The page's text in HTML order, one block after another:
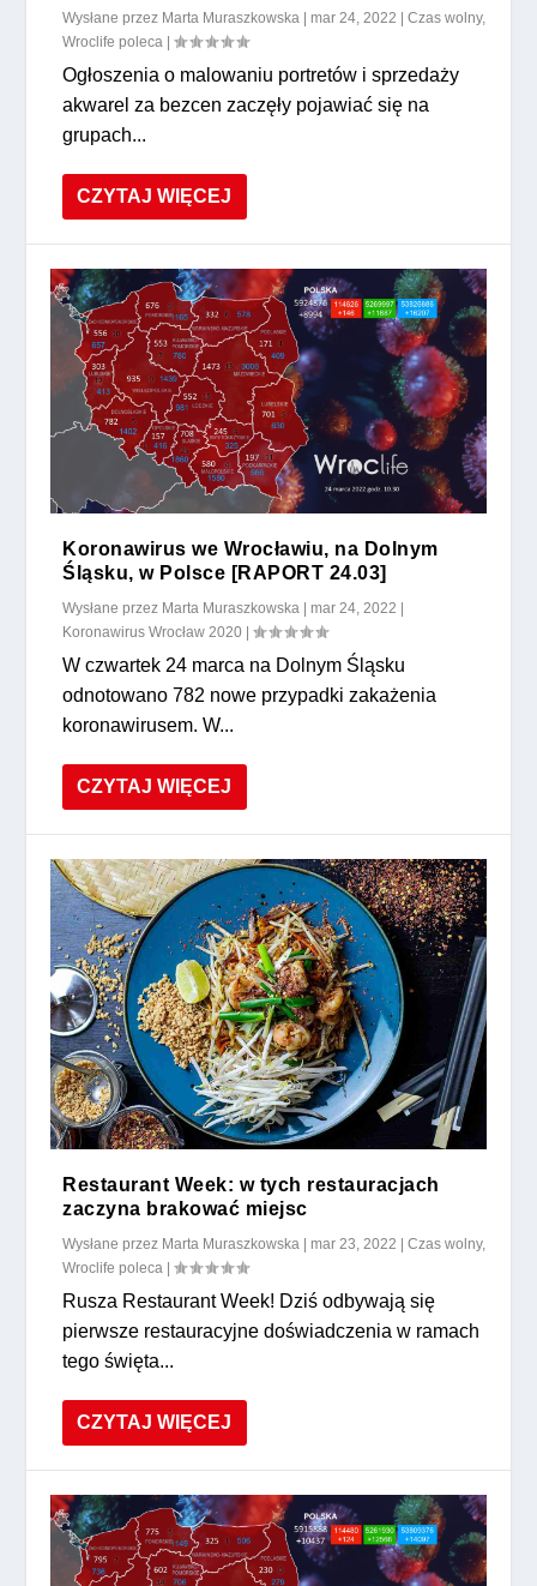
Wysłane przez Marta Muraszkowska |mar 24, 2022 |Czas wolny,
Wroclife poleca |
Ogłoszenia o malowaniu portretów i sprzedaży
akwarel za bezcen zaczęły pojawiać się na
grupach...
CZYTAJ WIĘCEJ
Koronawirus we Wrocławiu, na Dolnym
Śląsku, w Polsce [RAPORT 24.03]
Wysłane przez Marta Muraszkowska |mar 24, 2022
Koronawirus Wrocław 2020 |
W czwartek 24 marca na Dolnym Śląsku
odnotowano 782 nowe przypadki zakażenia
koronawirusem. W...
CZYTAJ WIĘCEJ
Restaurant Week: w tych restauracjach
zaczyna brakować miejsc
Wysłane przez Marta Muraszkowska |mar 23, 2022 |Czas wolny,
Wroclife poleca |
Rusza Restaurant Week! Dziś odbywają się
pierwsze restauracyjne doświadczenia w ramach
tego święta...
CZYTAJ WIĘCEJ